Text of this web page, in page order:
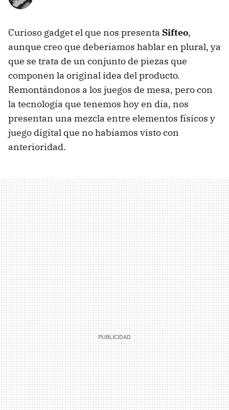
Curioso gadget el que nos presenta Sifteo,
aunque creo que deberíamos hablar en plural, ya
que se trata de un conjunto de piezas que
componen la original idea del producto.
Remontándonos a los juegos de mesa, pero con
la tecnología que tenemos hoy en día, nos
presentan una mezcla entre elementos físicos y
juego digital que no habíamos visto con
anterioridad.